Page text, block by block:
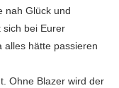
nah Glück und
sich bei Eurer
alles hätte passieren
Ohne Blazer wird der